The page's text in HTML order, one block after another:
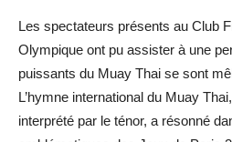
Les spectateurs présents au Club
Olympique ont pu assister à une
puissants du Muay Thai se sont
L’hymne international du Muay
interprété par le ténor, a résonné